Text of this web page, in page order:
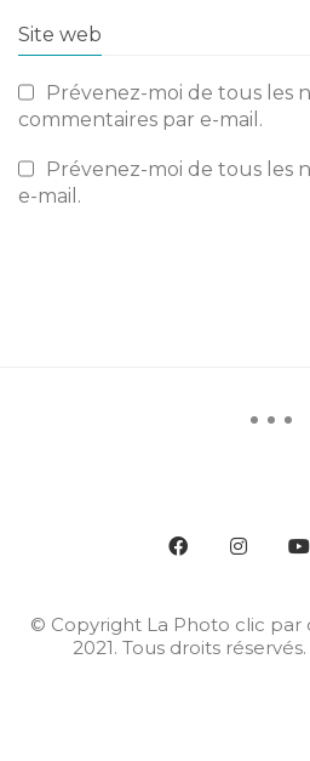
Site web
Prévenez-moi de tous les
commentaires par e-mail.
Prévenez-moi de tous les
e-mail.
© Copyright La Photo clic par
2021. Tous droits réservés.